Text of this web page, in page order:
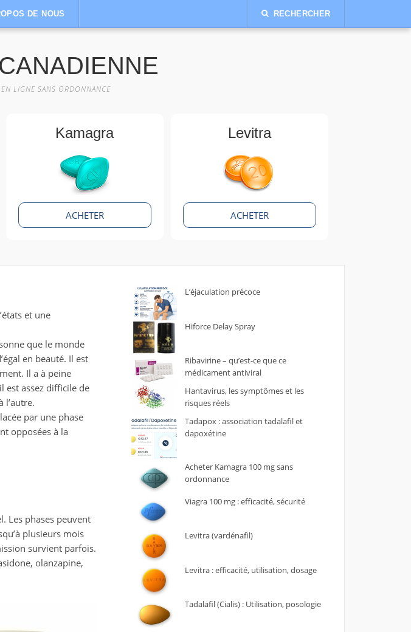
DE NOUS RECHERCHER
LIGNE SANS ORDONNANCE
Kamagra
ACHETER
Levitra
ACHETER
et une
que le monde
en beauté. Il est
Il a à peine
est assez difficile de
l’autre.
par une phase
opposées à la
Les phases peuvent
plusieurs mois
survient parfois.
olanzapine,
L’éjaculation précoce
Hiforce Delay Spray
Ribavirine – qu’est-ce que ce
médicament antiviral
Hantavirus, les symptômes et les
risques réels
Tadapox : association tadalafil et
dapoxétine
Acheter Kamagra 100 mg sans
ordonnance
Viagra 100 mg : efficacité, sécurité
Levitra (vardénafil)
Levitra : efficacité, utilisation, dosage
Tadalafil (Cialis) : Utilisation, posologie